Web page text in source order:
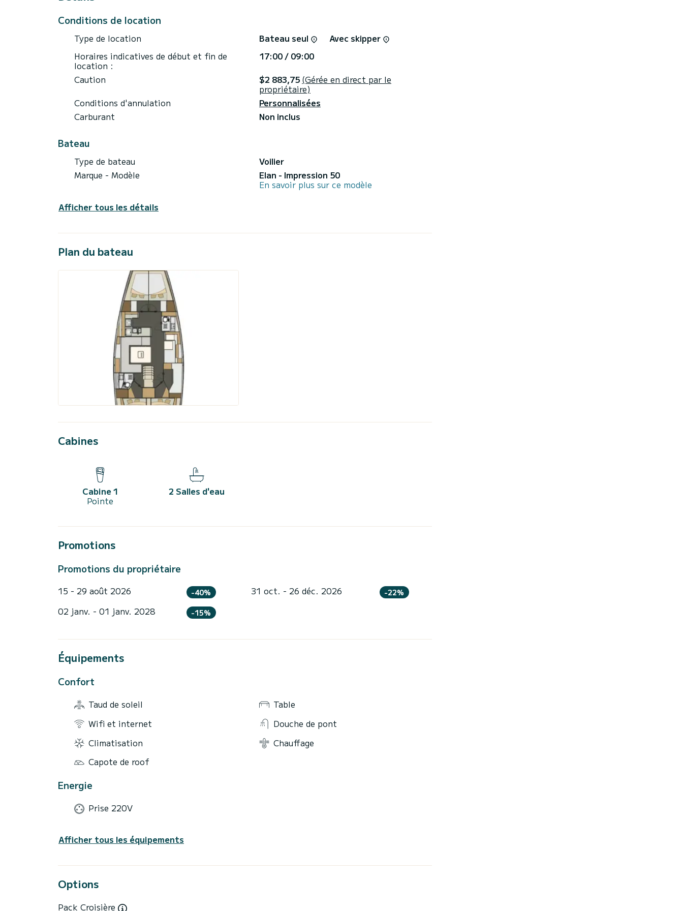
Conditions de location
Type de location Bateau seul
Avec skipper
Horaires indicatives de début et fin de
location :
17:00 / 09:00
Caution
$2 883,75 (Gérée en direct par le
propriétaire)
Conditions d'annulation
Personnalisées
Carburant
Non inclus
Bateau
Type de bateau
Voilier
Marque - Modèle
Elan - Impression 50
En savoir plus sur ce modèle
Afficher tous les détails
Plan du bateau
Cabines
Cabine 1
Pointe
2 Salles d'eau
Promotions
Promotions du propriétaire
15 - 29 août 2026 -40% 31 oct. - 26 déc. 2026 -22%
02 janv. - 01 janv. 2028 -15%
Équipements
Confort
Taud de soleil
Table
Wifi et internet
Douche de pont
Climatisation
Chauffage
Capote de roof
Energie
Prise 220V
Afficher tous les équipements
Options
Pack Croisière